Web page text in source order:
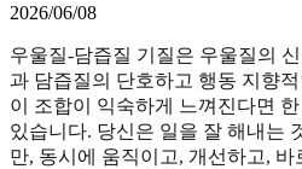
2026/06/08
우울질-담즙질 기질은 우울질의
과 담즙질의 단호하고 행동 지향
이 조합이 익숙하게 느껴진다면
있습니다. 당신은 일을 잘 해내는
만, 동시에 움직이고, 개선하고,